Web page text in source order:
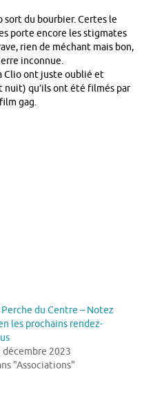
sort du bourbier. Certes le
porte encore les stigmates
rien de méchant mais bon,
inconnue.
Clio ont juste oublié et
qu’ils ont été filmés par
gag.
Perche du Centre – Notez
les prochains rendez-
décembre 2023
"Associations"